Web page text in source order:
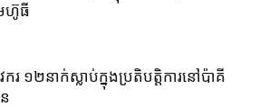
ហ៊ូធី
វករ ១២នាក់ស្លាប់ក្នុងប្រតិបត្តិការនៅប៉ាគី